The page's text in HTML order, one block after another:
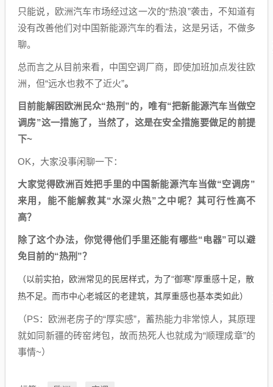
只能说，欧洲汽车市场经过这一次的“热浪”袭击，不知道有
没有改善他们对中国新能源汽车的看法，这是另话，不做多
聊。
总而言之从目前来看，中国空调厂商，即使加班加点发往欧
洲，但“远水也救不了近火”。
目前能解困欧洲民众“热刑”的，唯有“把新能源汽车当做空
调房”这一措施了，当然了，这是在安全措施要做足的前提
下~
OK，大家没事闲聊一下：
大家觉得欧洲百姓把手里的中国新能源汽车当做“空调房”
来用，能不能解救其“水深火热”之中呢？其可行性高不
高？
除了这个办法，你觉得他们手里还能有哪些“电器”可以避
免目前的“热刑”？
（以前实拍，欧洲常见的民居样式，为了“御寒”厚重感十足，散
热不足。而市中心老城区的老建筑，其厚重感也基本类如此）
（PS：欧洲老房子的“厚实感”，蓄热能力非常惊人，其原理
就如同新疆的砖窑烤包，故而热死人也就成为“顺理成章”的
事情~）